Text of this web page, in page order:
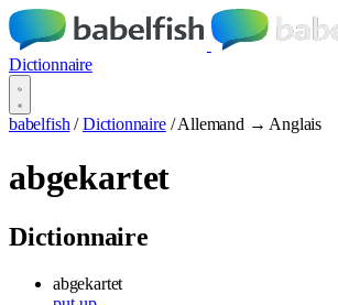
Dictionnaire
babelfish / Dictionnaire / Allemand → Anglais
abgekartet
Dictionnaire
abgekartet